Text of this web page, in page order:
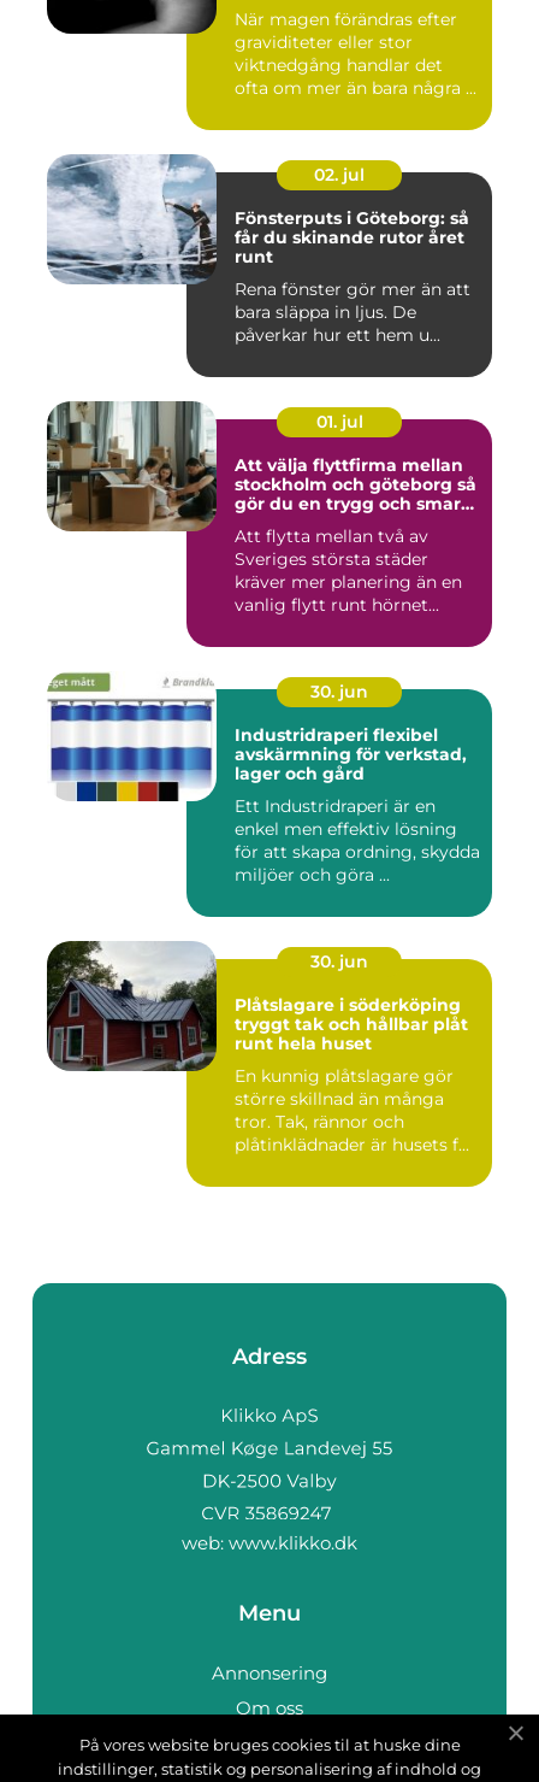
När magen förändras efter
graviditeter eller stor
viktnedgång handlar det
ofta om mer än bara några ...
02. jul
Fönsterputs i Göteborg: så
får du skinande rutor året
runt
Rena fönster gör mer än att
bara släppa in ljus. De
påverkar hur ett hem u...
01. jul
Att välja flyttfirma mellan
stockholm och göteborg så
gör du en trygg och smart
Att flytta mellan två av
Sveriges största städer
kräver mer planering än en
vanlig flytt runt hörnet...
30. jun
Industridraperi flexibel
avskärmning för verkstad,
lager och gård
Ett Industridraperi är en
enkel men effektiv lösning
för att skapa ordning, skydda
miljöer och göra ...
30. jun
Plåtslagare i söderköping
tryggt tak och hållbar plåt
runt hela huset
En kunnig plåtslagare gör
större skillnad än många
tror. Tak, rännor och
plåtinklädnader är husets f...
Adress
web: www.klikko.dk
Menu
Annonsering
Om oss
Cookies
Kontakta oss
På vores website bruges cookies til at huske dine
indstillinger, statistik og personalisering af indhold og